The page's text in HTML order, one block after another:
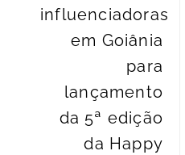
influenciadoras
em Goiânia
para
lançamento
da 5ª edição
da Happy